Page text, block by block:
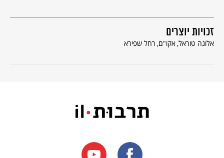
זכויות יוצרים
אלונה טוראל אקו"ם רחל שפירא